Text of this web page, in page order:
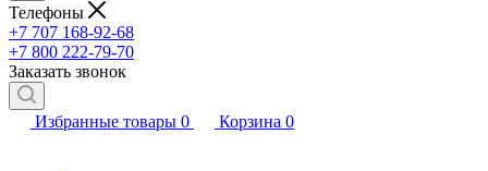
Телефоны
+7 707 168-92-68
+7 800 222-79-70
Заказать звонок
Избранные товары 0 Корзина 0